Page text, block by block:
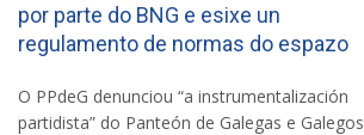
por parte do BNG e esixe un
regulamento de normas do espazo
O PPdeG denunciou “a instrumentalización
partidista” do Panteón de Galegas e Galegos